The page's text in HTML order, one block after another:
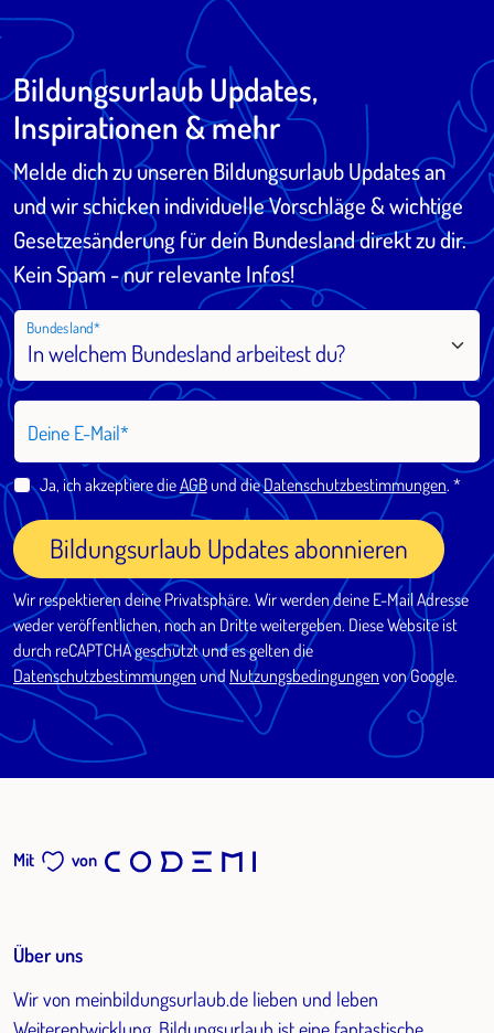
Bildungsurlaub Updates,
Inspirationen & mehr
Melde dich zu unseren Bildungsurlaub Updates an
und wir schicken individuelle Vorschläge & wichtige
Gesetzesänderung für dein Bundesland direkt zu dir.
Kein Spam - nur relevante Infos!
Bundesland
Deine E-Mail
Ja, ich akzeptiere dieAGBund dieDatenschutzbestimmungen.
Bildungsurlaub Updates abonnieren
Wir respektieren deine Privatsphäre. Wir werden deine E-Mail Adresse
weder veröffentlichen, noch an Dritte weitergeben. Diese Website ist
durch reCAPTCHA geschützt und es gelten die
Datenschutzbestimmungen und Nutzungsbedingungen von Google.
Mit von
Über uns
Wir von meinbildungsurlaub.de lieben und leben